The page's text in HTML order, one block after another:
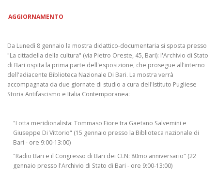
AGGIORNAMENTO
Da Lunedì 8 gennaio la mostra didattico-documentaria si sposta presso
"La cittadella della cultura" (via Pietro Oreste, 45, Bari): l'Archivio di Stato
di Bari ospita la prima parte dell'esposizione, che prosegue all'interno
dell'adiacente Biblioteca Nazionale Di Bari. La mostra verrà
accompagnata da due giornate di studio a cura dell'Istituto Pugliese
Storia Antifascismo e Italia Contemporanea:
"Lotta meridionalista: Tommaso Fiore tra Gaetano Salvemini e
Giuseppe Di Vittorio" (15 gennaio presso la Biblioteca nazionale di
Bari - ore 9:00-13:00)
"Radio Bari e il Congresso di Bari dei CLN: 80mo anniversario" (22
gennaio presso l'Archivio di Stato di Bari - ore 9:00-13:00)